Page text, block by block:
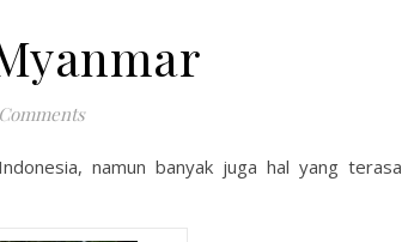
namun banyak juga hal yang terasa